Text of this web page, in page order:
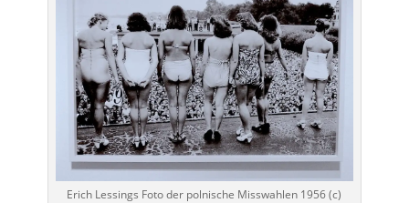
Erich Lessings Foto der polnische Misswahlen 1956 (c)